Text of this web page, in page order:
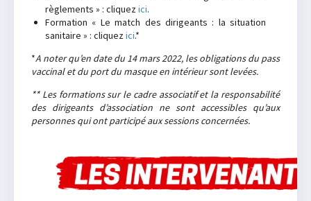
règlements » : cliquezici.
Formation « Le match des dirigeants : la situation
sanitaire » : cliquezici.*
*A noter qu’en date du 14 mars 2022, les obligations du pass
vaccinal et du port du masque en intérieur sont levées.
** Les formations sur le cadre associatif et la responsabilité
des dirigeants d’association ne sont accessibles qu’aux
personnes qui ont participé aux sessions concernées.